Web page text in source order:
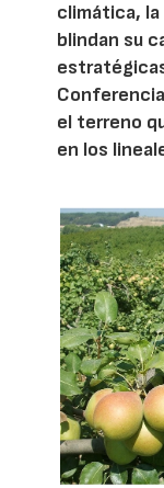
climática, la
blindan su
el terreno
en los